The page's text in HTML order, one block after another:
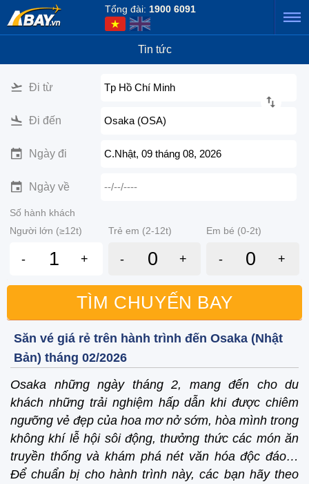
Tổng đài: 1900 6091
Tin tức
Đi từ Tp Hồ Chí Minh
Đi đến Osaka (OSA)
Ngày đi C.Nhật, 09 tháng 08, 2026
Ngày về --/--/----
Số hành khách
Người lớn (≥12t)
Trẻ em (2-12t) Em bé (0-2t)
- + - + - +
TÌM CHUYẾN BAY
Săn vé giá rẻ trên hành trình đến Osaka (Nhật
Bản) tháng 02/2026
Osaka những ngày tháng 2, mang đến cho du
khách những trải nghiệm hấp dẫn khi được chiêm
ngưỡng vẻ đẹp của hoa mơ nở sớm, hòa mình trong
không khí lễ hội sôi động, thưởng thức các món ăn
truyền thống và khám phá nét văn hóa độc đáo…
Để chuẩn bị cho hành trình này, các bạn hãy theo